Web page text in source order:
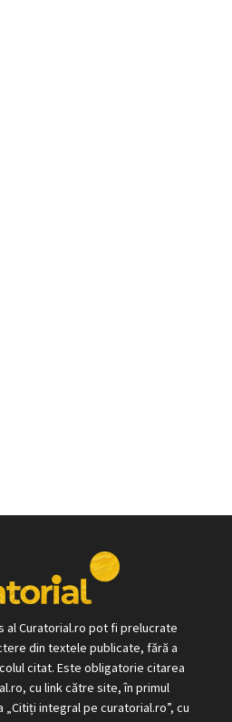
al Curatorial.ro pot fi prelucrate
din textele publicate, fără a
citat. Este obligatorie citarea
cu link către site, în primul
integral pe curatorial.ro”, cu